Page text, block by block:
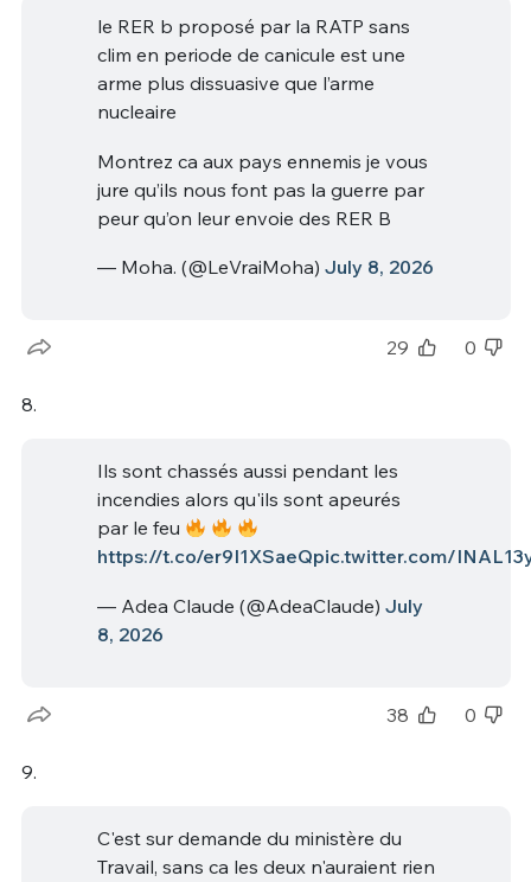
le RER b proposé par la RATP sans
clim en periode de canicule est une
arme plus dissuasive que l’arme
nucleaire
Montrez ca aux pays ennemis je vous
jure qu’ils nous font pas la guerre par
peur qu’on leur envoie des RER B
— Moha. (@LeVraiMoha) July 8, 2026
29 0
8.
Ils sont chassés aussi pendant les
incendies alors qu'ils sont apeurés
par le feu
https://t.co/er9I1XSaeQpic.twitter.com/
— Adea Claude (@AdeaClaude) July
8, 2026
38 0
9.
C'est sur demande du ministère du
Travail, sans ca les deux n'auraient rien